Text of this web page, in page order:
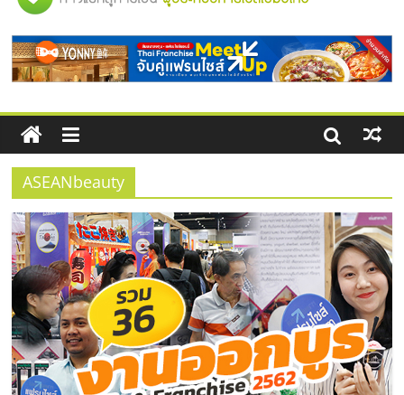
บริษัท Cybersecurity ในไทยที่ไหนดี?
วิธีเลือกผู้ให้บริการให้คุ้มค่าและตอบ
โจทย์ธุรกิจ
รวม
ข้อมูล
ธุรกิจ
SME
แห่ง
ประเทศไทย,
ThaiSMEsCenter,
ASEANbeauty